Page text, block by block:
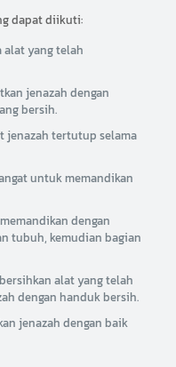
dapat diikuti:
alat yang telah
jenazah dengan
bersih.
jenazah tertutup selama
untuk memandikan
dengan
tubuh, kemudian bagian
alat yang telah
dengan handuk bersih.
jenazah dengan baik